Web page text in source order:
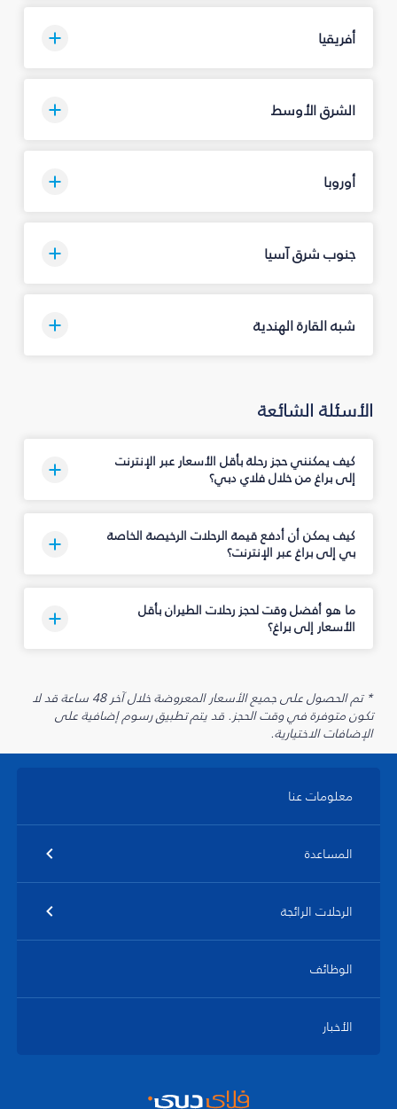
أفريقيا
الشرق الأوسط
أوروبا
جنوب شرق آسيا
شبه القارة الهندية
الأسئلة الشائعة
كيف يمكنني حجز رحلة بأقل الأسعار عبر الإنترنت
إلى براغ من خلال فلاي دبي؟
كيف يمكن أن أدفع قيمة الرحلات الرخيصة الخاصة
بي إلى براغ عبر الإنترنت؟
ما هو أفضل وقت لحجز رحلات الطيران بأقل
الأسعار إلى براغ؟
* تم الحصول على جميع الأسعار المعروضة خلال آخر 48 ساعة قد لا
تكون متوفرة في وقت الحجز. قد يتم تطبيق رسوم إضافية على
الإضافات الاختيارية.
معلومات عنا
المساعدة
الرحلات الرائجة
الوظائف
الأخبار